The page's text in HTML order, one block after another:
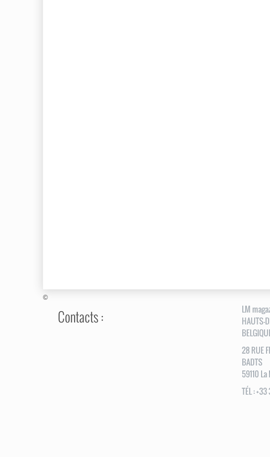
©
Contacts :
LM
HAUTS-
28RUE
BADTS
59110
TÉL: